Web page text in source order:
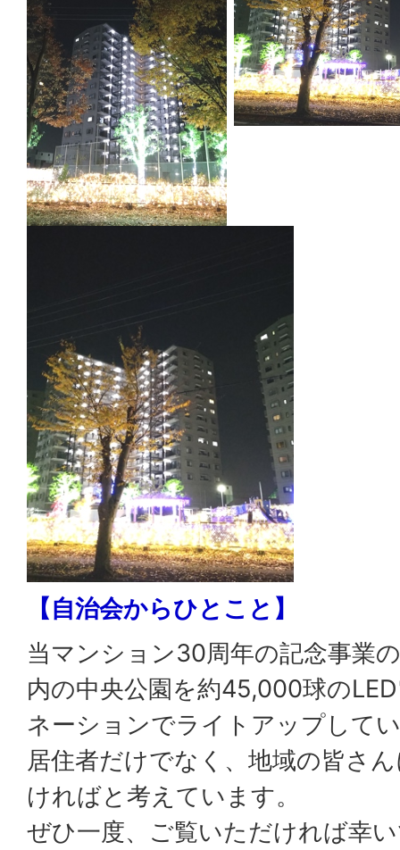
【自治会からひとこと】
当マンション30周年の記念事業
内の中央公園を約45,000球の
ネーションでライトアップして
居住者だけでなく、地域の皆さ
ければと考えています。
ぜひ一度、ご覧いただければ幸